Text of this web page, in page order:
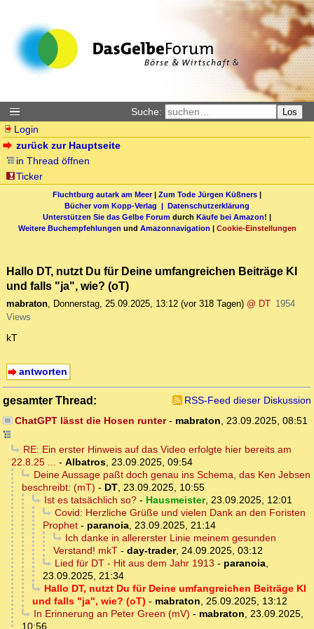
Suche: Los
Login
zurück zur Hauptseite
in Thread öffnen
Ticker
Fluchtburg autark am Meer| Zum Tode Jürgen Küßners |
Bücher vom Kopp-Verlag | Datenschutzerklärung
Unterstützen Sie das Gelbe Forum durch Käufe bei Amazon! |
Weitere Buchempfehlungen und Amazonnavigation | Cookie-Einstellungen
Hallo DT, nutzt Du für Deine umfangreichen Beiträge KI
und falls "ja", wie? (oT)
mabraton, Donnerstag, 25.09.2025, 13:12 (vor 318 Tagen) @ DT 1954
Views
kT
antworten
gesamter Thread:
RSS-Feed dieser Diskussion
ChatGPT lässt die Hosen runter- mabraton, 23.09.2025, 08:51
RE: Ein erster Hinweis auf das Video erfolgte hier bereits am
22.8.25 ... - Albatros, 23.09.2025, 09:54
Deine Aussage paßt doch genau ins Schema, das Ken Jebsen
beschreibt: (mT) - DT, 23.09.2025, 10:55
Ist es tatsächlich so?- Hausmeister, 23.09.2025, 12:01
Covid: Herzliche Grüße und vielen Dank an den Foristen
Prophet - paranoia, 23.09.2025, 21:14
Ich danke in allererster Linie meinem gesunden
Verstand! mkT - day-trader, 24.09.2025, 03:12
Lied für DT - Hit aus dem Jahr 1913 - paranoia,
23.09.2025, 21:34
Hallo DT, nutzt Du für Deine umfangreichen Beiträge KI
und falls "ja", wie? (oT) - mabraton, 25.09.2025, 13:12
In Erinnerung an Peter Green (mV) - mabraton, 23.09.2025,
10:56